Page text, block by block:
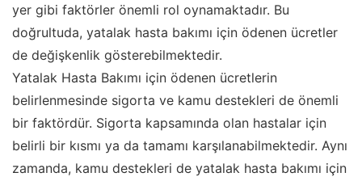
yer gibi faktörler önemli rol oynamaktadır. Bu
doğrultuda, yatalak hasta bakımı için ödenen ücretler
de değişkenlik gösterebilmektedir.
Yatalak Hasta Bakımı için ödenen ücretlerin
belirlenmesinde sigorta ve kamu destekleri de önemli
bir faktördür. Sigorta kapsamında olan hastalar için
belirli bir kısmı ya da tamamı karşılanabilmektedir. Aynı
zamanda, kamu destekleri de yatalak hasta bakımı için